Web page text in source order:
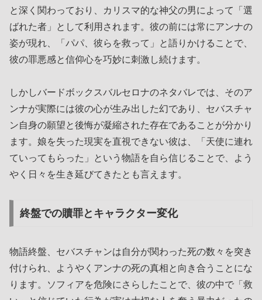
と深く関わっており、カリスマ的な神父の男によって「選
ばれた者」として利用されます。彼の前には常にアンナの
姿が現れ、「パパ、彼らを救って」と語りかけることで、
彼の罪悪感と信仰心を巧妙に刺激し続けます。
しかしバードボックスバルセロナのネタバレでは、そのア
ンナが実際には彼の心が生み出した幻であり、セバスチャ
ン自身の願望と後悔が凝縮された存在であることが分かり
ます。娘を失った現実を直視できない彼は、「天使に連れ
ていってもらった」という物語を自ら信じることで、よう
やく日々を生き延びてきたとも言えます。
終盤での贖罪とキャラクター変化
物語終盤、セバスチャンは自分が関わった死の数々を突き
付けられ、ようやくアンナの死の真相と向き合うことにな
ります。ソフィアを危険にさらしたことで、彼の中で「救